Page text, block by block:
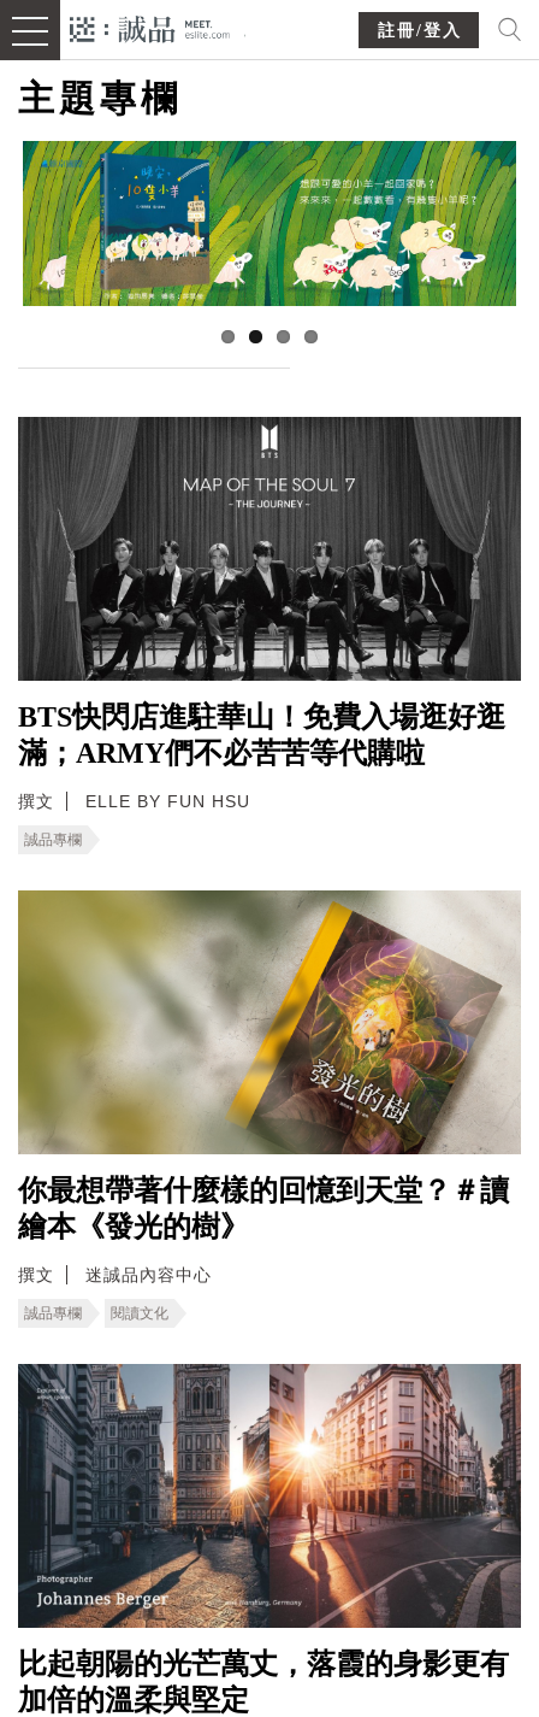
註冊/登入
主題專欄
BTS快閃店進駐華山！免費入場逛好逛
滿；ARMY們不必苦苦等代購啦
撰文 ELLE BY FUN HSU
誠品專欄
你最想帶著什麼樣的回憶到天堂？＃讀
繪本《發光的樹》
撰文 迷誠品內容中心
誠品專欄 閱讀文化
比起朝陽的光芒萬丈，落霞的身影更有
加倍的溫柔與堅定